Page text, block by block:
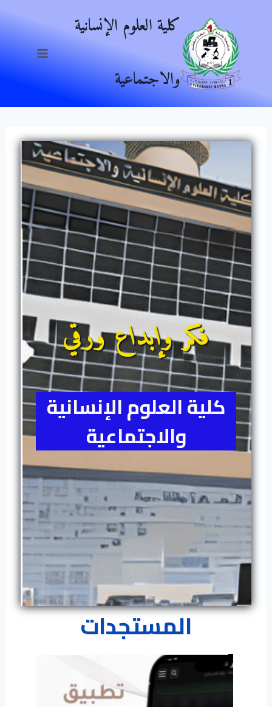
content
كلية العلوم الإنسانية
والاجتماعية
فكر وإبداع ورقي
كلية العلوم الإنسانية
والاجتماعية
المستجدات